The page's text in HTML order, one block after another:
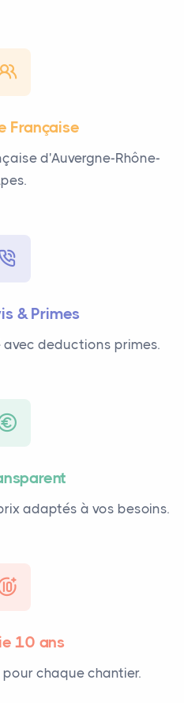
Française
d'Auvergne-Rhône-
& Primes
avec deductions primes.
adaptés à vos besoins.
10 ans
chaque chantier.